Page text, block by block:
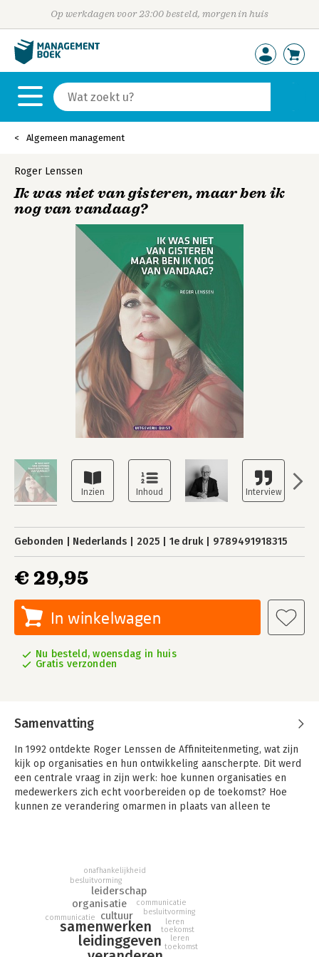
Op werkdagen voor 23:00 besteld, morgen in huis
Algemeen management
Roger Lenssen
Ik was niet van gisteren, maar ben ik
nog van vandaag?
Gebonden Nederlands 2025 1e druk 9789491918315
€ 29,95
In winkelwagen
Nu besteld, woensdag in huis
Gratis verzonden
Samenvatting
In 1992 ontdekte Roger Lenssen de Affiniteitenmeting, wat zijn
kijk op organisaties en hun ontwikkeling aanscherpte. Dit werd
een centrale vraag in zijn werk: hoe kunnen organisaties en
medewerkers zich echt voorbereiden op de toekomst? Hoe
kunnen ze verandering omarmen in plaats van alleen te
de advieswereld. Met zijn ervaring in het opbouwen,
ombouwen en afbouwen van organisaties werd hij al snel een
waardevolle adviseur bij Arbeidsvoorziening. Daar kreeg hij te
maken met de dubbele marketingmix van zowel werkgevers
als werknemers, en richtte hij zich op het bieden van
perspectief in alle fasen van ontwikkeling.
leidinggeven
samenwerken
cultuur
organisatie
leiderschap
communicatie
besluitvorming
leren
toekomst
communicatie
besluitvorming
onafhankelijkheid
leren
toekomst